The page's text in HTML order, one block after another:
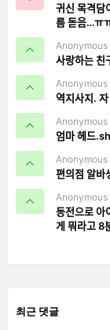
귀신
름 돋음…ㅠ
Anonymous
사랑하는
Anonymous
역지사지.
Anonymous
엄마
Anonymous
편의점
Anonymous
동전으로
게 뭐라고
최근 댓글